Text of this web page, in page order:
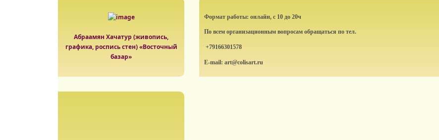
Абраамян Хачатур (живопись,
графика, роспись стен) «Восточный
базар»
Формат работы: онлайн, с 10 до 20ч
По всем организационным вопросам обращаться по тел.
+79166301578
E-mail: art@colisart.ru